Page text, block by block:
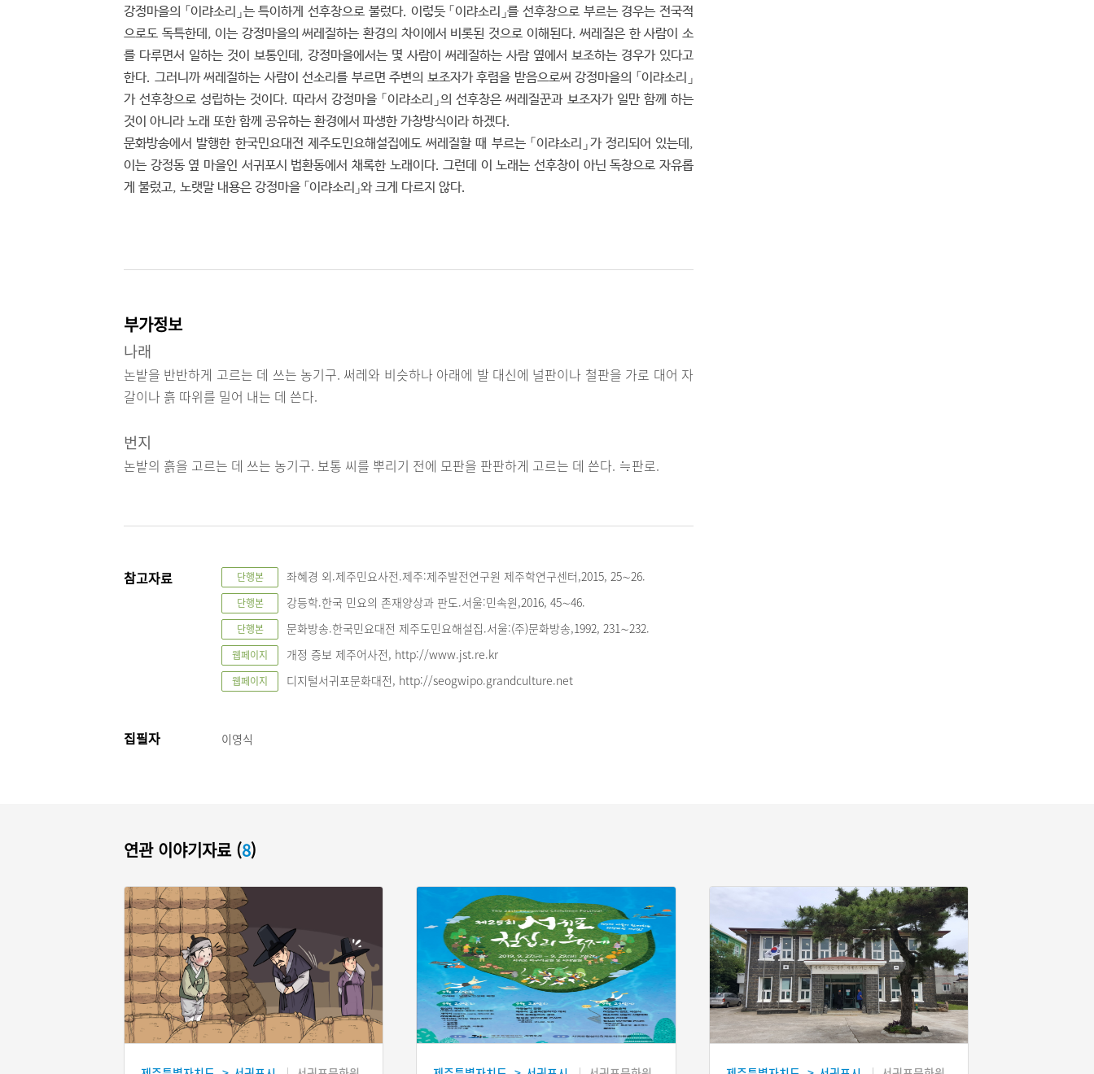
강정마을의 「이랴소리」는 특이하게 선후창으로 불렀다. 이렇듯 「이랴소리」를 선후창으로 부르는 경우는 전국적
으로도 독특한데, 이는 강정마을의 써레질하는 환경의 차이에서 비롯된 것으로 이해된다. 써레질은 한 사람이 소
를 다루면서 일하는 것이 보통인데, 강정마을에서는 몇 사람이 써레질하는 사람 옆에서 보조하는 경우가 있다고
한다. 그러니까 써레질하는 사람이 선소리를 부르면 주변의 보조자가 후렴을 받음으로써 강정마을의 「이랴소리」
가 선후창으로 성립하는 것이다. 따라서 강정마을 「이랴소리」의 선후창은 써레질꾼과 보조자가 일만 함께 하는
것이 아니라 노래 또한 함께 공유하는 환경에서 파생한 가창방식이라 하겠다.
문화방송에서 발행한 한국민요대전 제주도민요해설집에도 써레질할 때 부르는 「이랴소리」가 정리되어 있는데,
이는 강정동 옆 마을인 서귀포시 법환동에서 채록한 노래이다. 그런데 이 노래는 선후창이 아닌 독창으로 자유롭
게 불렀고, 노랫말 내용은 강정마을 「이랴소리」와 크게 다르지 않다.
부가정보
나래
논밭을 반반하게 고르는 데 쓰는 농기구. 써레와 비슷하나 아래에 발 대신에 널판이나 철판을 가로 대어 자
갈이나 흙 따위를 밀어 내는 데 쓴다.
번지
논밭의 흙을 고르는 데 쓰는 농기구. 보통 씨를 뿌리기 전에 모판을 판판하게 고르는 데 쓴다. ≒판로.
참고자료 단행본 좌혜경 외.제주민요사전.제주:제주발전연구원 제주학연구센터,2015, 25∼26.
단행본 강등학.한국 민요의 존재양상과 판도.서울:민속원,2016, 45∼46.
단행본 문화방송.한국민요대전 제주도민요해설집.서울:(주)문화방송,1992, 231∼232.
웹페이지 개정 증보 제주어사전, http://www.jst.re.kr
웹페이지 디지털서귀포문화대전, http://seogwipo.grandculture.net
집필자 이영식
연관 이야기자료 (8)